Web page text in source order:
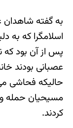
به گفته شاهدان
اسلامگرا که به
پس از آن بود که
عصبانی بودند
حالیکه فحاشی
مسیحیان حمله
کردند.